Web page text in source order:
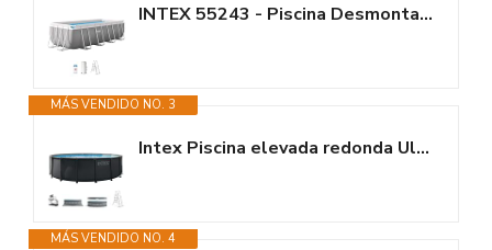
INTEX 55243 - Piscina Desmontable Rectangular con depuradora Prism Frame
MÁS VENDIDO NO. 3
Intex Piscina elevada redonda Ultra XTR Frame 488x122 cm con depuradora...
MÁS VENDIDO NO. 4